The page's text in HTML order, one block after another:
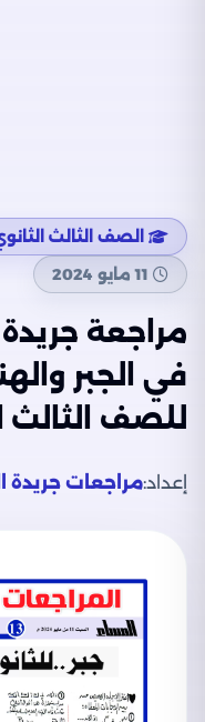
الصف الثالث
11 مايو 2024
مراجعة جريدة
في الجبر
للصف الثالث
إعداد:مراجعات جريدة